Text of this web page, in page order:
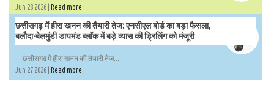
Jun 28 2026 | Read more
छत्तीसगढ़ में हीरा खनन की तैयारी तेज: एनसीएल बोर्ड का बड़ा फैसला,
बलौदा-बेलमुंडी डायमंड ब्लॉक में बड़े व्यास की ड्रिलिंग को मंजूरी
छत्तीसगढ़ में हीरा खनन की तैयारी तेज:...
Jun 27 2026 | Read more